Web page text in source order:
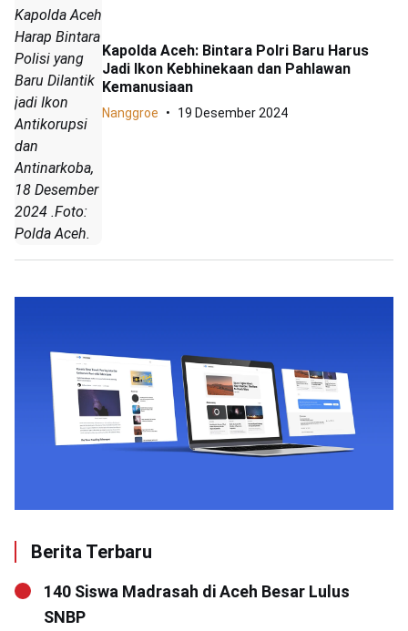
Kapolda Aceh
Harap Bintara
Polisi yang
Baru Dilantik
jadi Ikon
Antikorupsi
dan
Antinarkoba,
18 Desember
2024 .Foto:
Polda Aceh.
Kapolda Aceh: Bintara Polri Baru Harus
Jadi Ikon Kebhinekaan dan Pahlawan
Kemanusiaan
Nanggroe 19 Desember 2024
Berita Terbaru
140 Siswa Madrasah di Aceh Besar Lulus
SNBP